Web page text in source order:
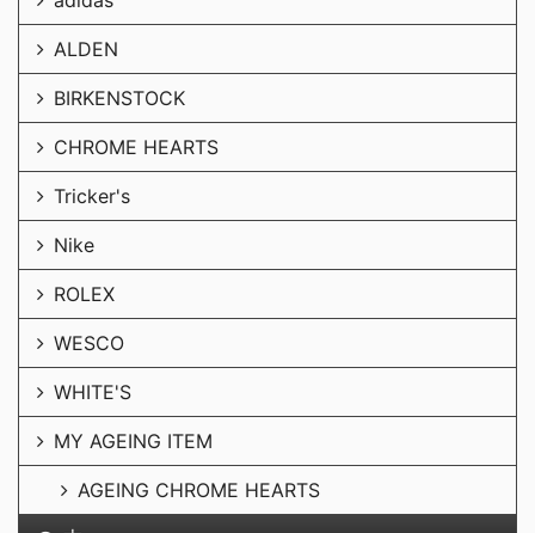
ALDEN
BIRKENSTOCK
CHROME HEARTS
Tricker's
Nike
ROLEX
WESCO
WHITE'S
MY AGEING ITEM
AGEING CHROME HEARTS